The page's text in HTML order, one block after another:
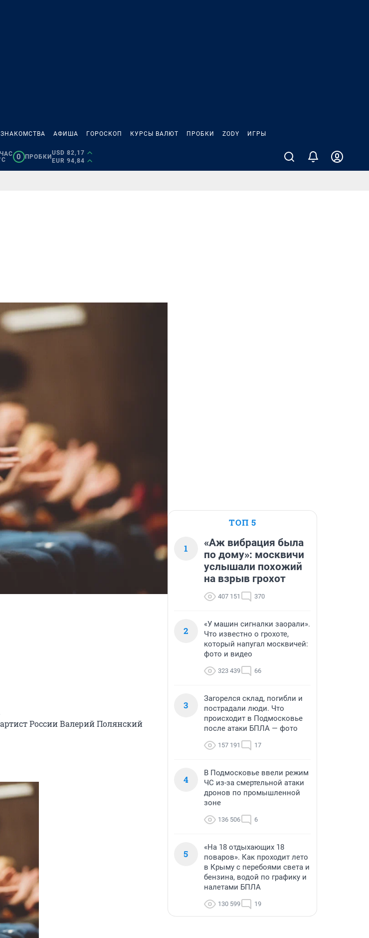
ЗНАКОМСТВА АФИША ГОРОСКОП КУРСЫ ВАЛЮТ ПРОБКИ ZODY ИГРЫ
0 ПРОБКИ
USD 82,17
EUR 94,84
России Валерий Полянский
ТОП 5
1
«Аж вибрация была
по дому»: москвичи
услышали похожий
на взрыв грохот
407 151 370
2
«У машин сигналки заорали».
Что известно о грохоте,
который напугал москвичей:
фото и видео
323 439 66
3
Загорелся склад, погибли и
пострадали люди. Что
происходит в Подмосковье
после атаки БПЛА — фото
157 191 17
4
В Подмосковье ввели режим
ЧС из-за смертельной атаки
дронов по промышленной
зоне
136 506 6
5
«На 18 отдыхающих 18
поваров». Как проходит лето
в Крыму с перебоями света и
бензина, водой по графику и
налетами БПЛА
130 599 19